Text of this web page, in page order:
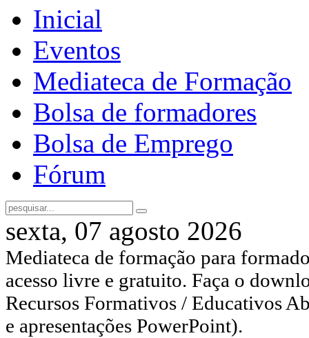
Inicial
Eventos
Mediateca de Formação
Bolsa de formadores
Bolsa de Emprego
Fórum
sexta, 07 agosto 2026
Mediateca de formação para
acesso livre e gratuito. Faça o
Recursos Formativos / Educativos
e apresentações PowerPoint).